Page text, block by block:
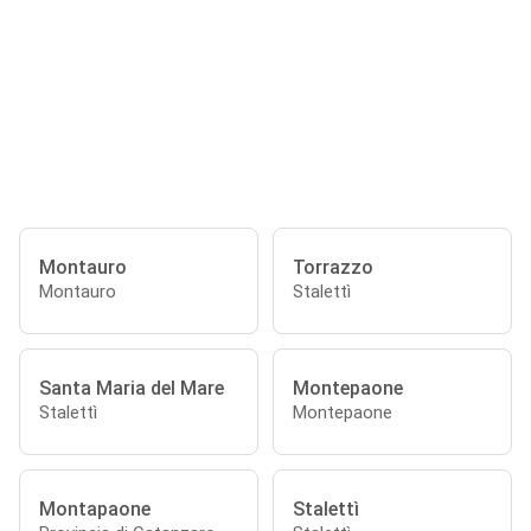
Montauro
Montauro
Torrazzo
Stalettì
Santa Maria del Mare
Stalettì
Montepaone
Montepaone
Montapaone Stalettì